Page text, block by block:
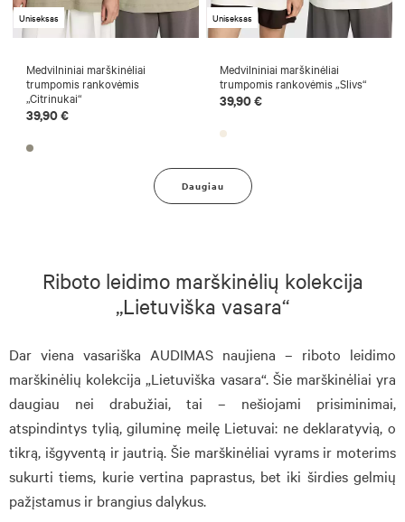
Uniseksas
Medvilniniai marškinėliai
trumpomis rankovėmis
„Citrinukai“
39,90 €
Uniseksas
Medvilniniai marškinėliai
trumpomis rankovėmis „Slivs“
39,90 €
Daugiau
Riboto leidimo marškinėlių kolekcija
„Lietuviška vasara“
Dar viena vasariška AUDIMAS naujiena – riboto leidimo
marškinėlių kolekcija „Lietuviška vasara“. Šie marškinėliai yra
daugiau nei drabužiai, tai – nešiojami prisiminimai,
atspindintys tylią, giluminę meilę Lietuvai: ne deklaratyvią, o
tikrą, išgyventą ir jautrią. Šie marškinėliai vyrams ir moterims
sukurti tiems, kurie vertina paprastus, bet iki širdies gelmių
pažįstamus ir brangius dalykus.